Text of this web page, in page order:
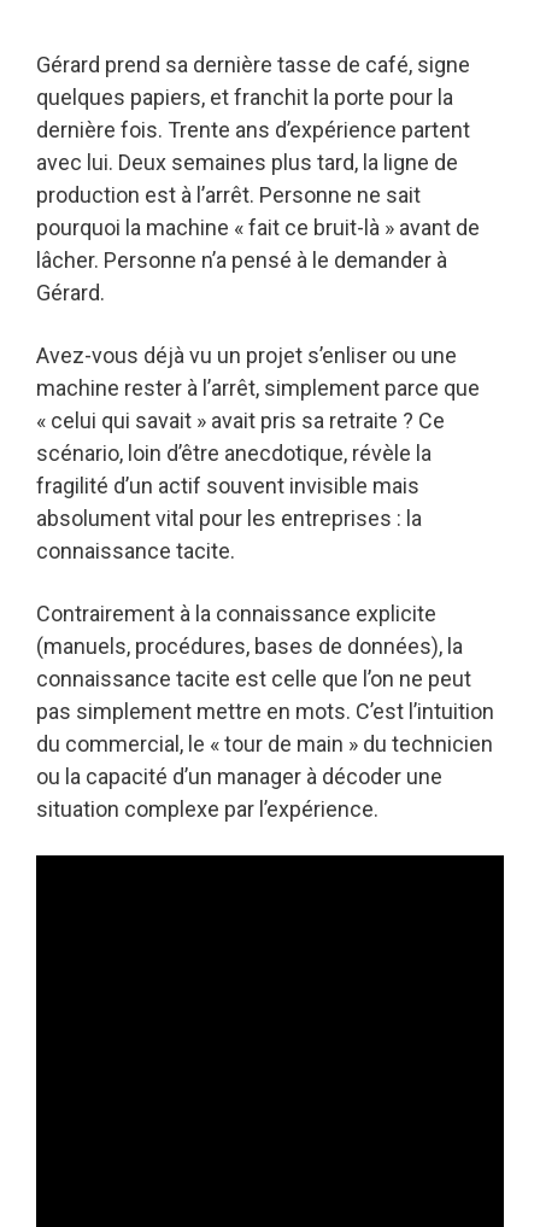
Gérard prend sa dernière tasse de café, signe
quelques papiers, et franchit la porte pour la
dernière fois. Trente ans d’expérience partent
avec lui. Deux semaines plus tard, la ligne de
production est à l’arrêt. Personne ne sait
pourquoi la machine « fait ce bruit-là » avant de
lâcher. Personne n’a pensé à le demander à
Gérard.
Avez-vous déjà vu un projet s’enliser ou une
machine rester à l’arrêt, simplement parce que
« celui qui savait » avait pris sa retraite ? Ce
scénario, loin d’être anecdotique, révèle la
fragilité d’un actif souvent invisible mais
absolument vital pour les entreprises : la
connaissance tacite.
Contrairement à la connaissance explicite
(manuels, procédures, bases de données), la
connaissance tacite est celle que l’on ne peut
pas simplement mettre en mots. C’est l’intuition
du commercial, le « tour de main » du technicien
ou la capacité d’un manager à décoder une
situation complexe par l’expérience.